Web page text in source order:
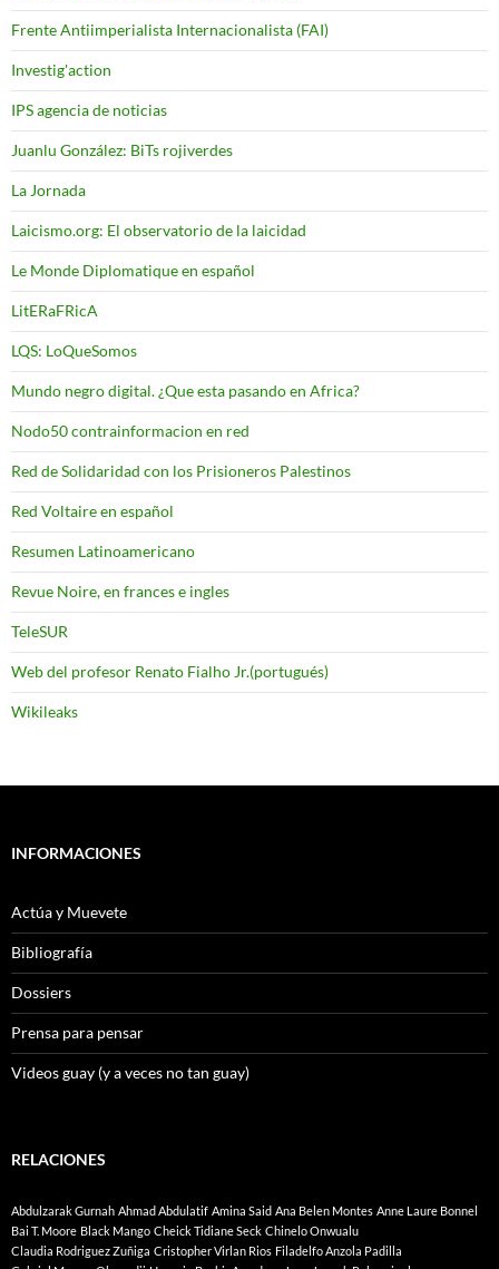
Frente Antiimperialista Internacionalista (FAI)
Investig'action
IPS agencia de noticias
Juanlu González: BiTs rojiverdes
La Jornada
Laicismo.org: El observatorio de la laicidad
Le Monde Diplomatique en español
LitERaFRicA
LQS: LoQueSomos
Mundo negro digital. ¿Que esta pasando en Africa?
Nodo50 contrainformacion en red
Red de Solidaridad con los Prisioneros Palestinos
Red Voltaire en español
Resumen Latinoamericano
Revue Noire, en frances e ingles
TeleSUR
Web del profesor Renato Fialho Jr.(portugués)
Wikileaks
INFORMACIONES
Actúa y Muevete
Bibliografía
Dossiers
Prensa para pensar
Videos guay (y a veces no tan guay)
RELACIONES
Abdulzarak Gurnah Ahmad Abdulatif Amina Said Ana Belen Montes Anne Laure Bonnel
Bai T. Moore Black Mango Cheick Tidiane Seck Chinelo Onwualu
Claudia Rodriguez Zuñiga Cristopher Virlan Rios Filadelfo Anzola Padilla